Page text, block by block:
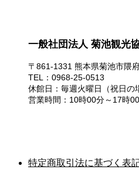
一般社団法人 菊池観光
〒861-1331 熊本県菊池市隈
TEL：0968-25-0513
休館日：毎週火曜日（祝日の
営業時間：10時00分～17時
特定商取引法に基づく表